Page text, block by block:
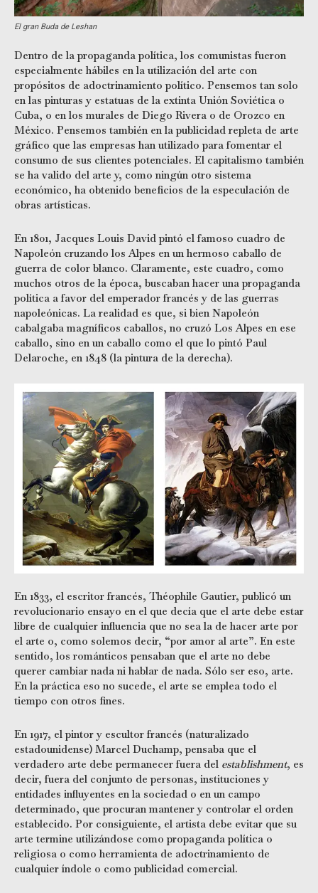
El gran Buda de Leshan
Dentro de la propaganda política, los comunistas fueron
especialmente hábiles en la utilización del arte con
propósitos de adoctrinamiento político. Pensemos tan solo
en las pinturas y estatuas de la extinta Unión Soviética o
Cuba, o en los murales de Diego Rivera o de Orozco en
México. Pensemos también en la publicidad repleta de arte
gráfico que las empresas han utilizado para fomentar el
consumo de sus clientes potenciales. El capitalismo también
se ha valido del arte y, como ningún otro sistema
económico, ha obtenido beneficios de la especulación de
obras artísticas.
En 1801, Jacques Louis David pintó el famoso cuadro de
Napoleón cruzando los Alpes en un hermoso caballo de
guerra de color blanco. Claramente, este cuadro, como
muchos otros de la época, buscaban hacer una propaganda
política a favor del emperador francés y de las guerras
napoleónicas. La realidad es que, si bien Napoleón
cabalgaba magníficos caballos, no cruzó Los Alpes en ese
caballo, sino en un caballo como el que lo pintó Paul
Delaroche, en 1848 (la pintura de la derecha).
En 1833, el escritor francés, Théophile Gautier, publicó un
revolucionario ensayo en el que decía que el arte debe estar
libre de cualquier influencia que no sea la de hacer arte por
el arte o, como solemos decir, “por amor al arte”. En este
sentido, los románticos pensaban que el arte no debe
querer cambiar nada ni hablar de nada. Sólo ser eso, arte.
En la práctica eso no sucede, el arte se emplea todo el
tiempo con otros fines.
En 1917, el pintor y escultor francés (naturalizado
estadounidense) Marcel Duchamp, pensaba que el
verdadero arte debe permanecer fuera del establishment, es
decir, fuera del conjunto de personas, instituciones y
entidades influyentes en la sociedad o en un campo
determinado, que procuran mantener y controlar el orden
establecido. Por consiguiente, el artista debe evitar que su
arte termine utilizándose como propaganda política o
religiosa o como herramienta de adoctrinamiento de
cualquier índole o como publicidad comercial.